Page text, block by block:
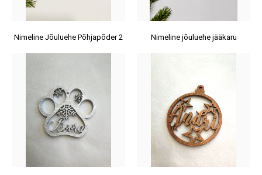
Nimeline Jõuluehe Põhjapõder 2 Nimeline jõuluehe jääkaru